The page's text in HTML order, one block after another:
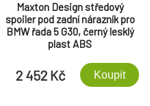
Maxton Design středový
spoiler pod zadní nárazník pro
BMW řada 5 G30, černý lesklý
plast ABS
2 452 Kč Koupit